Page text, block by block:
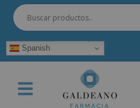
Spanish